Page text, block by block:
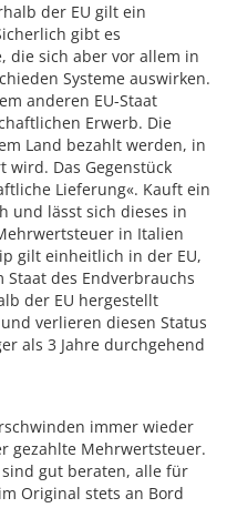
der EU gilt ein
gibt es
die sich aber vor allem in
Systeme auswirken.
anderen EU-Staat
Erwerb. Die
Land bezahlt werden, in
wird. Das Gegenstück
Lieferung«. Kauft ein
und lässt sich dieses in
in Italien
gilt einheitlich in der EU,
des Endverbrauchs
der EU hergestellt
verlieren diesen Status
als 3 Jahre durchgehend
immer wieder
gezahlte Mehrwertsteuer.
gut beraten, alle für
Original stets an Bord